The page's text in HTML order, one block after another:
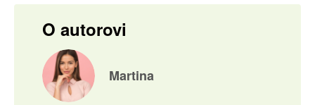
O autorovi
Martina